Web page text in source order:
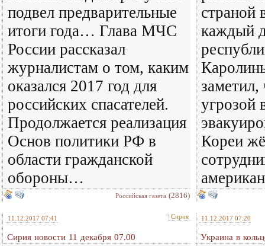
подвел предварительные
итоги года… Глава МЧС
России рассказал
журналистам о том, каким
оказался 2017 год для
российских спасателей.
Продолжается реализация
Основ политики РФ в
области гражданской
обороны…
Российская газета (2816)
страной
каждый
заметил,
угрозой
Кореи
11.12.2017 07:41 Сирия
Сирия новости 11 декабря 07.00
11.12.2017 07:20
Украина в